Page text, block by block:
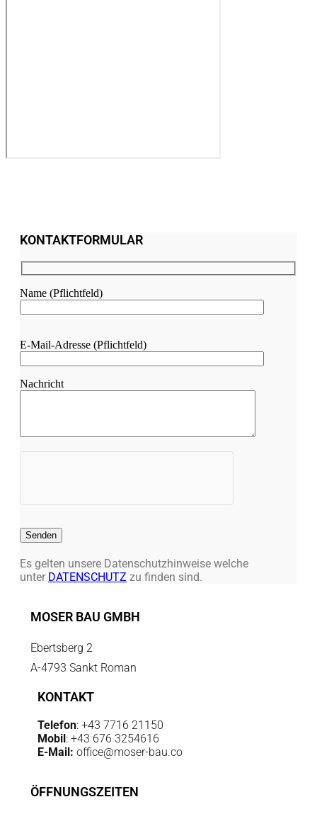
KONTAKTFORMULAR
Name (Pflichtfeld)
lasse
leer.
E-Mail-Adresse (Pflichtfeld)
Nachricht
Es gelten unsere Datenschutzhinweise welche
unter DATENSCHUTZ zu finden sind.
MOSER BAU GMBH
Ebertsberg 2
A-4793 Sankt Roman
KONTAKT
Telefon: +43 7716 21150
Mobil: +43 676 3254616
E-Mail: office@moser-bau.co
ÖFFNUNGSZEITEN